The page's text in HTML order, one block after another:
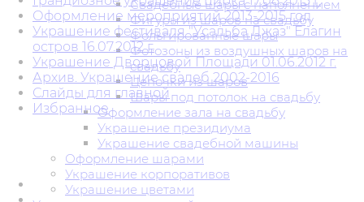
Свадебные шары с наполнением
Фигуры из шаров на свадьбу
Фольгированные шары
Фотозоны из воздушных шаров на
свадьбу
Цепочки из шаров
Шары под потолок на свадьбу
Оформление зала на свадьбу
Украшение президиума
Украшение свадебной машины
Оформление шарами
Украшение корпоративов
Украшение цветами
Оформление мероприятий 2013-2015 год
Украшение фестиваля "Усадьба Джаз" Елагин
остров 16.07.2012 г.
Украшение Дворцовой Площади 01.06.2012 г.
Архив. Украшение свадеб 2002-2016
Слайды для главной
Избранное